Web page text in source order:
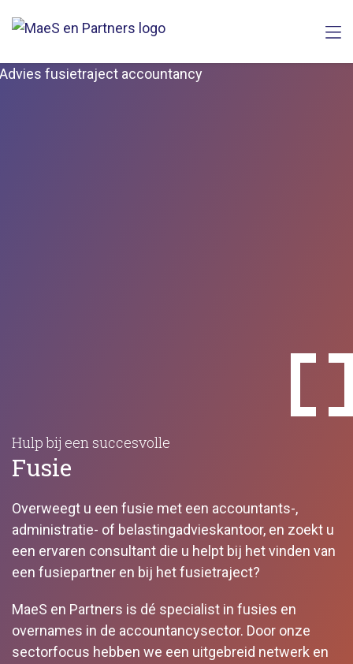
Hulp bij een succesvolle
Fusie
Overweegt u een fusie met een accountants-,
administratie- of belastingadvieskantoor, en zoekt u
een ervaren consultant die u helpt bij het vinden van
een fusiepartner en bij het fusietraject?
MaeS en Partners is dé specialist in fusies en
overnames in de accountancysector. Door onze
sectorfocus hebben we een uitgebreid netwerk en